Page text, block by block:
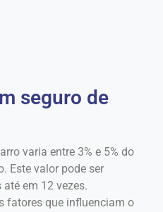
seguro de
varia entre 3% e 5% do
Este valor pode ser
em 12 vezes.
fatores que influenciam o